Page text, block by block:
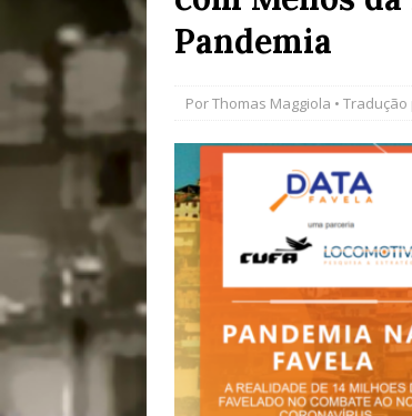
[ 27/
em
[ 04/
Pandemia
PorThomas Maggiola •